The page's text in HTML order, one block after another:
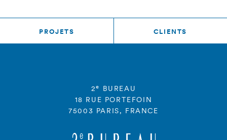
PROJETS CLIENTS
2e
BUREAU
18 RUE PORTEFOIN
75003 PARIS, FRANCE